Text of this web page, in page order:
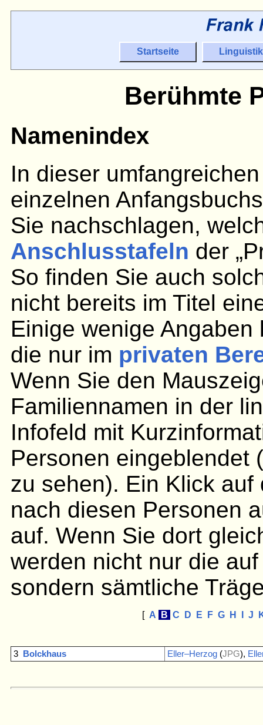
Startseite Linguistik
Berühmte
Namenindex
In dieser
einzelnen
Sie nachschlagen,
Anschlusstafeln der
So finden Sie auch
nicht bereits im Titel
Einige wenige
die nur im privaten
Wenn Sie den
Familiennamen in der
Infofeld mit
Personen eingeblendet
zu sehen). Ein Klick
nach diesen Personen
auf. Wenn Sie dort
werden nicht nur die
sondern sämtliche
[ A B C D E F G H J
3 Bolckhaus Eller–Herzog (JPG),